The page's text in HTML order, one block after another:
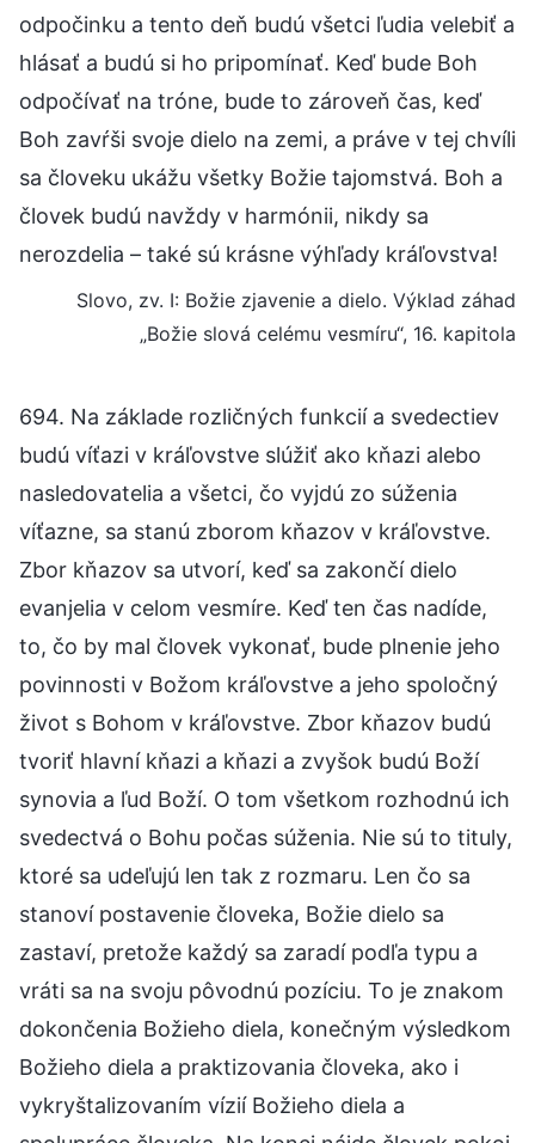
odpočinku a tento deň budú všetci ľudia velebiť a
hlásať a budú si ho pripomínať. Keď bude Boh
odpočívať na tróne, bude to zároveň čas, keď
Boh zavŕši svoje dielo na zemi, a práve v tej chvíli
sa človeku ukážu všetky Božie tajomstvá. Boh a
človek budú navždy v harmónii, nikdy sa
nerozdelia – také sú krásne výhľady kráľovstva!
Slovo, zv. I: Božie zjavenie a dielo. Výklad záhad
„Božie slová celému vesmíru“, 16. kapitola
694. Na základe rozličných funkcií a svedectiev
budú víťazi v kráľovstve slúžiť ako kňazi alebo
nasledovatelia a všetci, čo vyjdú zo súženia
víťazne, sa stanú zborom kňazov v kráľovstve.
Zbor kňazov sa utvorí, keď sa zakončí dielo
evanjelia v celom vesmíre. Keď ten čas nadíde,
to, čo by mal človek vykonať, bude plnenie jeho
povinnosti v Božom kráľovstve a jeho spoločný
život s Bohom v kráľovstve. Zbor kňazov budú
tvoriť hlavní kňazi a kňazi a zvyšok budú Boží
synovia a ľud Boží. O tom všetkom rozhodnú ich
svedectvá o Bohu počas súženia. Nie sú to tituly,
ktoré sa udeľujú len tak z rozmaru. Len čo sa
stanoví postavenie človeka, Božie dielo sa
zastaví, pretože každý sa zaradí podľa typu a
vráti sa na svoju pôvodnú pozíciu. To je znakom
dokončenia Božieho diela, konečným výsledkom
Božieho diela a praktizovania človeka, ako i
vykryštalizovaním vízií Božieho diela a